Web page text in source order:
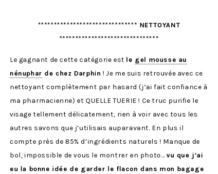
******************************* NETTOYANT
*******************************
Le gagnant de cette catégorie est le gel mousse au
nénuphar de chez Darphin ! Je me suis retrouvée avec ce
nettoyant complètement par hasard (j’ai fait confiance à
ma pharmacienne) et QUELLE TUERIE ! Ce truc purifie le
visage tellement délicatement, rien à voir avec tous les
autres savons que j’utilisais auparavant. En plus il
compte près de 85% d’ingrédients naturels ! Manque de
bol, impossible de vous le montrer en photo…vu que j’ai
eu la bonne idée de garder le flacon dans mon bagage